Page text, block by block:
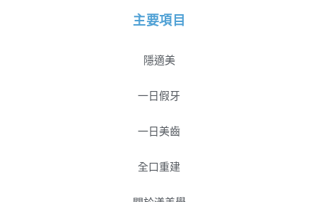
主要項目
隱適美
一日假牙
一日美齒
全口重建